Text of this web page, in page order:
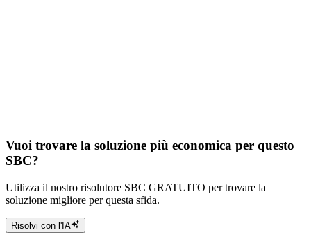
Vuoi trovare la soluzione più economica per questo
SBC?
Utilizza il nostro risolutore SBC GRATUITO per trovare la
soluzione migliore per questa sfida.
Risolvi con l'IA